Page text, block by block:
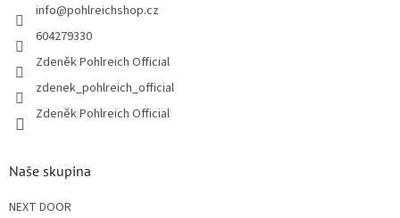
info@pohlreichshop.cz
604279330
Zdeněk Pohlreich Official
zdenek_pohlreich_official
Zdeněk Pohlreich Official
Naše skupina
NEXT DOOR